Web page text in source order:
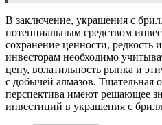
В заключение, украшения с
потенциальным средством
сохранение ценности, редкость
инвесторам необходимо
цену, волатильность рынка и
с добычей алмазов. Тщательная
перспектива имеют решающее
инвестиций в украшения с